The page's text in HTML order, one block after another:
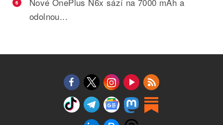
6
odolnou...